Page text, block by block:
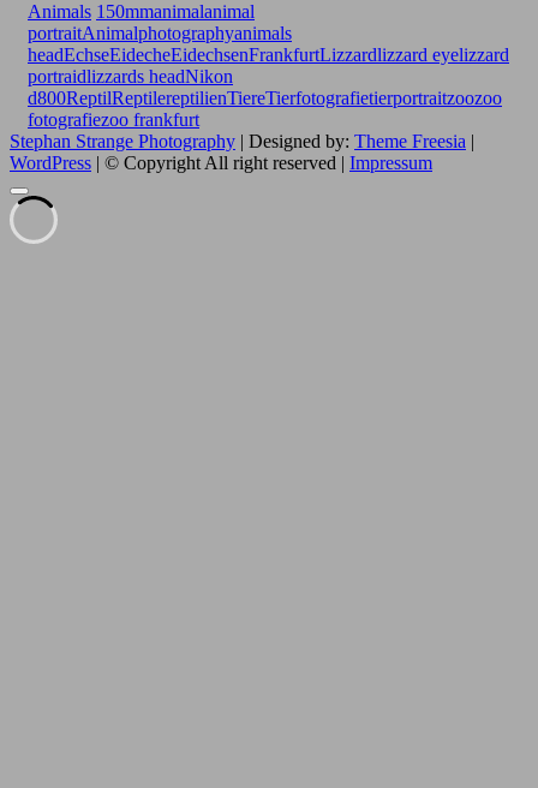
Animals 150mmanimalanimal
portraitAnimalphotographyanimals
headEchseEidecheEidechsenFrankfurtLizzardlizzard eyelizzard
portraidlizzards headNikon
d800ReptilReptilereptilienTiereTierfotografietierportraitzoozoo
fotografiezoo frankfurt
Stephan Strange Photography | Designed by: Theme Freesia |
WordPress | © Copyright All right reserved | Impressum